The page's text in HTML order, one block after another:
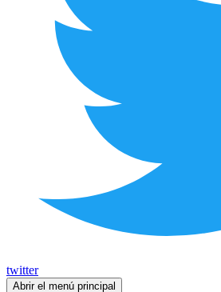
twitter
Abrir el menú principal